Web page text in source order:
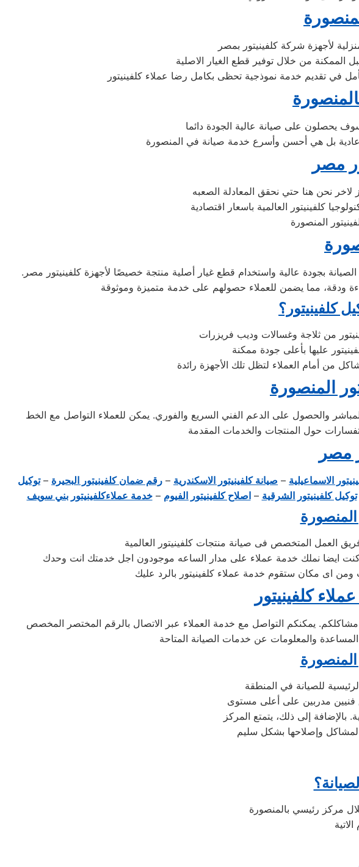
لأجهزة شركة كلفينيتور بمصر
الممكنة من خلال توفير قطع الغيار الاصلية
في تقديم خدمة نموذجية تحظى بكامل رضا عملاء كلفينيتور
يحصلون على صيانة عالية الجودة دائما
عادية بل هي أحسن وأسرع خدمة صيانة في المنصورة
مصر
لاخر نحن هنا حتي نحقق المعادلة الصعبه
كلفينيتور العالمية باسعار اقتصادية
المنصورة
بجودة عالية واستخدام قطع غيار أصلية منتجة خصيصًا لأجهزة كلفينيتور مصر.
كلفينيتور؟
من أمام العملاء لتظل تلك الأجهزة رائدة
المنصورة
على مدار الساعة، توفر شركة كلفينيتور مصر الخط الساخن 01154008110 للتواصل المباشر والحصول على الدعم الفني السريع والفوري. يمكن للعملاء التواصل مع الخط
مصر
الاسماعيلية – صيانة كلفينيتور الاسكندرية – رقم ضمان كلفينيتور البحيرة –توكيل
توكيل كلفينيتور الشرقية –اصلاح كلفينيتور الفيوم –خدمة عملاءكلفينيتور بني سويف
العمل المتخصص فى صيانة منتجات كلفينيتور العالمية
كنت ايضا نملك خدمة عملاء على مدار الساعه موجودون اجل خدمتك انت وحدك
اى مكان ستقوم خدمة عملاء كلفينيتور بالرد عليك
كلفينيتور
يمكنكم التواصل مع خدمة العملاء عبر الاتصال بالرقم المختصر المخصص
فنيين مدربين على أعلى مستوى
بالإضافة إلى ذلك، يتمتع المركز